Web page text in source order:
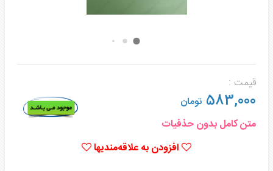
قیمت :
583,000 تومان
متن کامل بدون حذفیات
افزودن به علاقه‌مندیها